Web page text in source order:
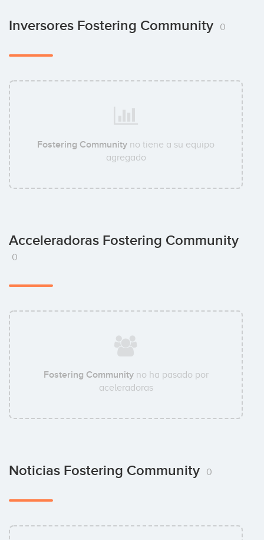
Inversores Fostering Community 0
Fostering Community no tiene a su equipo
agregado
Acceleradoras Fostering Community
0
Fostering Communityno ha pasado por
aceleradoras
Noticias Fostering Community 0